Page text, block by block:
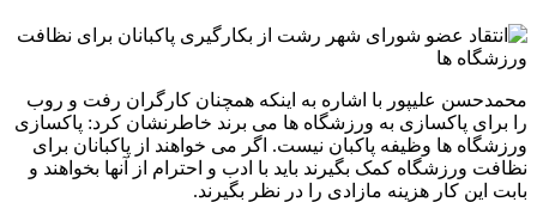
محمدحسن علیپور با اشاره به اینکه همچنان کارگران رفت و روب
را برای پاکسازی به ورزشگاه ها می برند خاطرنشان کرد: پاکسازی
ورزشگاه ها وظیفه پاکبان نیست. اگر می خواهند از پاکبانان برای
نظافت ورزشگاه کمک بگیرند باید با ادب و احترام از آنها بخواهند و
بابت این کار هزینه مازادی را در نظر بگیرند.